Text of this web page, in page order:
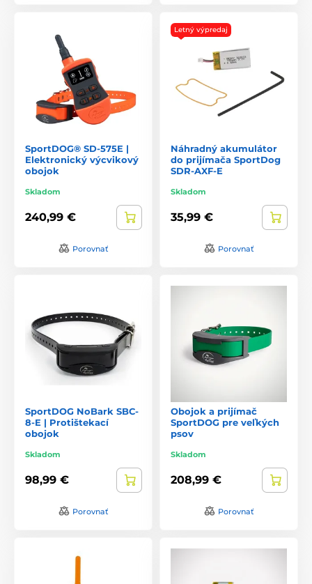
SportDOG® SD-575E |
Elektronický výcvikový
obojok
Skladom
240,99 €
Porovnať
Letný výpredaj
Náhradný akumulátor
do prijímača SportDog
SDR-AXF-E
Skladom
35,99 €
Porovnať
SportDOG NoBark SBC-
8-E | Protištekací
obojok
Skladom
98,99 €
Porovnať
Obojok a prijímač
SportDOG pre veľkých
psov
Skladom
208,99 €
Porovnať